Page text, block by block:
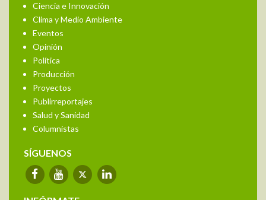
Ciencia e Innovación
Clima y Medio Ambiente
Eventos
Opinión
Política
Producción
Proyectos
Publirreportajes
Salud y Sanidad
Columnistas
SÍGUENOS